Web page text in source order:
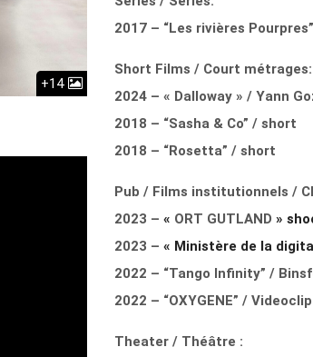
+14
2017 – “Les rivières
Short Films / Court métrages:
2024 – « Dalloway » / Yann
2018 – “Sasha & Co” / short
2018 – “Rosetta” / short
Pub / Films institutionnels /
2023 – « ORT GUTLAND »
2023 – « Ministère de la
2022 – “Tango Infinity” /
2022 – “OXYGENE” / Videoclip
Theater / Théâtre :